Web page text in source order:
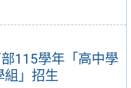
115學年「高中學
組」招生